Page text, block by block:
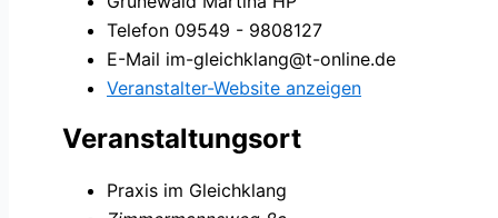
Telefon 09549 - 9808127
E-Mail im-gleichklang@t-online.de
Veranstalter-Website anzeigen
Veranstaltungsort
Praxis im Gleichklang